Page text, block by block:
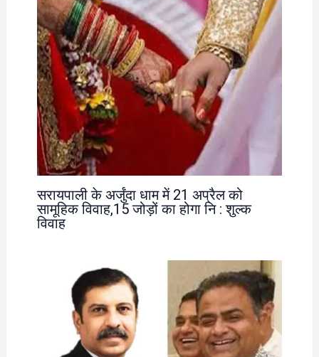
सरायपाली के अर्जुंदा धाम में 21 अप्रैल को
सामूहिक विवाह,15 जोड़ों का होगा नि : शुल्क
विवाह